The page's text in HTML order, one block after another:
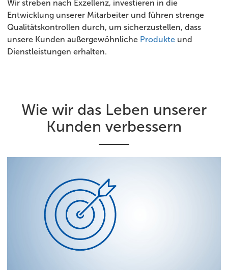
Wir streben nach Exzellenz, investieren in die
Entwicklung unserer Mitarbeiter und führen strenge
Qualitätskontrollen durch, um sicherzustellen, dass
unsere Kunden außergewöhnliche Produkte und
Dienstleistungen erhalten.
Wie wir das Leben unserer
Kunden verbessern